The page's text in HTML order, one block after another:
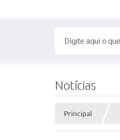
Notícias
Principal